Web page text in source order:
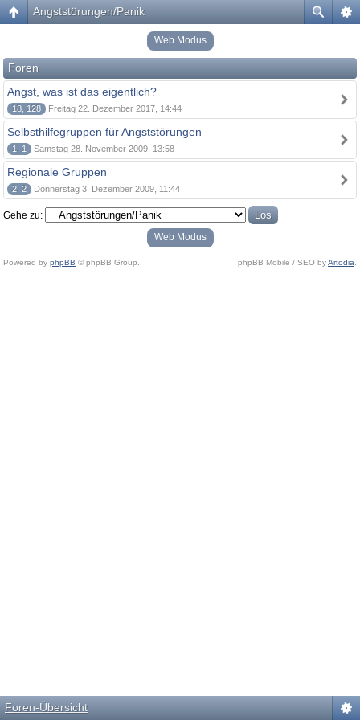
Angststörungen/Panik
Web Modus
Foren
Angst, was ist das eigentlich?
18, 128 Freitag 22. Dezember 2017, 14:44
Selbsthilfegruppen für Angststörungen
1, 1 Samstag 28. November 2009, 13:58
Regionale Gruppen
2, 2 Donnerstag 3. Dezember 2009, 11:44
Gehe zu:
Web Modus
Powered by phpBB © phpBB Group. phpBB Mobile / SEO byArtodia
Foren-Übersicht